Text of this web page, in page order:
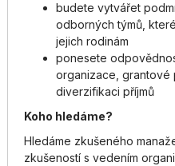
budete vytvářet
odborných týmů,
jejich rodinám
ponesete
organizace, grantové
diverzifikaci příjmů
Koho hledáme?
Hledáme zkušeného
zkušeností s vedením